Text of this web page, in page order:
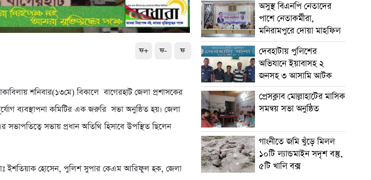
ফ+ ফ- ফ
শনিবার(১৩মে) বিকালে বাগেরহাট জেলা প্রশাসকের
ব্যবস্থাপনা কমিটির এক জরুরি সভা অনুষ্ঠিত হয়। জেলা
সভায় প্রধান অতিথি হিসাবে উপস্থিত ছিলেন
ইশতিয়াক হোসেন, পুলিশ সুপার কেএম আরিফুল হক, জেলা
অসুস্থ বিএনপি নেতাদের
পাশে নেতাকর্মীরা,
মনিরামপুরে দোয়া মাহফিল
দেবহাটায় পুলিশের
অভিযানে ইয়াবাসহ ২
জনসহ ৩ আসামি আটক
প্রেসক্লাব মোল্লাহাটের মাসিক
সমন্বয় সভা অনুষ্ঠিত
গাংনীতে জমি খুঁড়ে মিলল
১০টি ল্যান্ডমাইন সদৃশ বস্তু,
৫টি খালি বক্স